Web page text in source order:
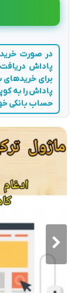
پاداش
برای خریدهای
پاداش را به
حساب بانکی